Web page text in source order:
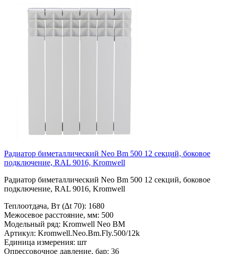
Радиатор биметаллический Neo Bm 500 12 секций, боковое
подключение, RAL 9016, Kromwell
Радиатор биметаллический Neo Bm 500 12 секций, боковое
подключение, RAL 9016, Kromwell
Теплоотдача, Вт (∆t 70): 1680
Межосевое расстояние, мм: 500
Модельный ряд: Kromwell Neo BM
Артикул: Kromwell.Neo.Bm.Fly.500/12k
Единица измерения: шт
Опрессовочное давление, бар: 36